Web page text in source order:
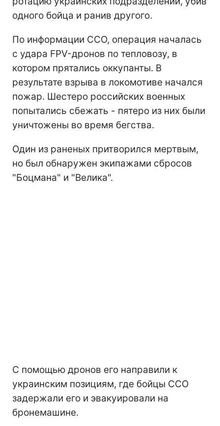
одного бойца и ранив другого.
По информации ССО, операция началась
с удара FPV-дронов по тепловозу, в
котором прятались оккупанты. В
результате взрыва в локомотиве начался
пожар. Шестеро российских военных
попытались сбежать - пятеро из них были
уничтожены во время бегства.
Один из раненых притворился мертвым,
но был обнаружен экипажами сбросов
"Боцмана" и "Велика".
С помощью дронов его направили к
украинским позициям, где бойцы ССО
задержали его и эвакуировали на
бронемашине.